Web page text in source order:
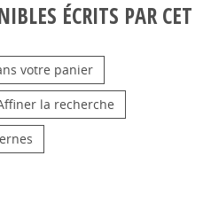
ÉCRITS PAR CET
votre panier
la recherche